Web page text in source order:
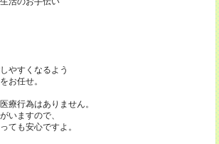
やすくなるよう
お任せ。
療行為はありません。
いますので、
ても安心ですよ。